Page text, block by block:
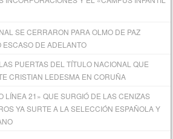
SE CERRARON PARA OLMO DE PAZ
DE ADELANTO
PUERTAS DEL TÍTULO NACIONAL QUE
CRISTIAN LEDESMA EN CORUÑA
LÍNEA 21» QUE SURGIÓ DE LAS CENIZAS
YA SURTE A LA SELECCIÓN ESPAÑOLA Y